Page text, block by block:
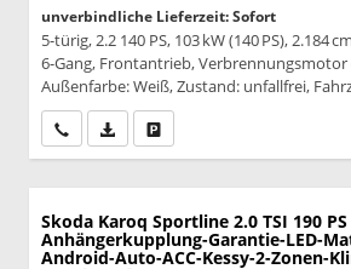
unverbindliche Lieferzeit: Sofort
5-türig, 2.2 140 PS, 103 kW (140 PS), 2.184
6-Gang, Frontantrieb, Verbrennungsmotor
Außenfarbe: Weiß, Zustand: unfallfrei,
Wir rufen Sie anPDF-Datei, Fahrzeugexposé drucken
Skoda Karoq Sportline 2.0 TSI 190
Anhängerkupplung-Garantie-LED-
Android-Auto-ACC-Kessy-2-Zonen-